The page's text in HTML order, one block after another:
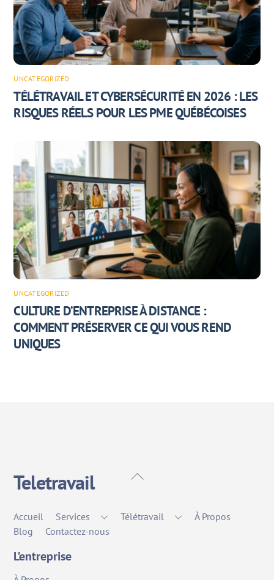
UNCATEGORIZED
TÉLÉTRAVAIL ET CYBERSÉCURITÉ EN 2026 : LES
RISQUES RÉELS POUR LES PME QUÉBÉCOISES
UNCATEGORIZED
CULTURE D’ENTREPRISE À DISTANCE :
COMMENT PRÉSERVER CE QUI VOUS REND
UNIQUES
Back
Teletravail
Accueil Services Télétravail
À Propos
Blog
Contactez-nous
L’entreprise